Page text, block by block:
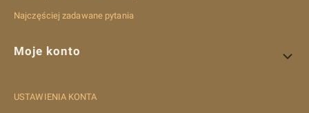
Najczęściej zadawane pytania
Moje konto
USTAWIENIA KONTA